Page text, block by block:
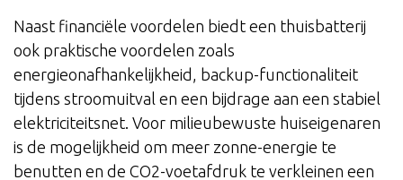
Naast financiële voordelen biedt een thuisbatterij
ook praktische voordelen zoals
energieonafhankelijkheid, backup-functionaliteit
tijdens stroomuitval en een bijdrage aan een stabiel
elektriciteitsnet. Voor milieubewuste huiseigenaren
is de mogelijkheid om meer zonne-energie te
benutten en de CO2-voetafdruk te verkleinen een